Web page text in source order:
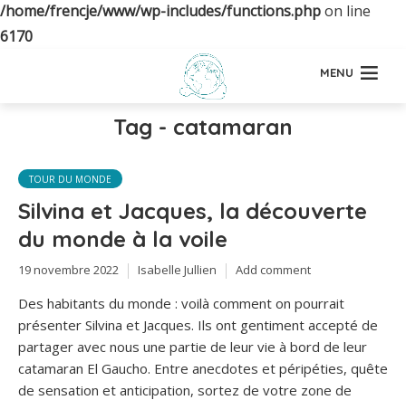
/home/frencje/www/wp-includes/functions.phpon line
6170
MENU
Tag - catamaran
TOUR DU MONDE
Silvina et Jacques, la découverte
du monde à la voile
19 novembre 2022 Isabelle Jullien Add comment
Des habitants du monde : voilà comment on pourrait
présenter Silvina et Jacques. Ils ont gentiment accepté de
partager avec nous une partie de leur vie à bord de leur
catamaran El Gaucho. Entre anecdotes et péripéties, quête
de sensation et anticipation, sortez de votre zone de